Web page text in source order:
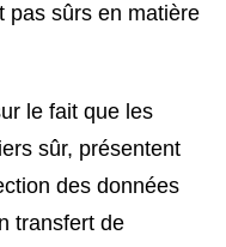
pas sûrs en matière
le fait que les
sûr, présentent
des données
transfert de